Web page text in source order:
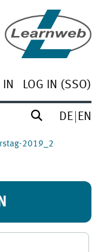
IN LOG IN (SSO)
DE EN
2019_2